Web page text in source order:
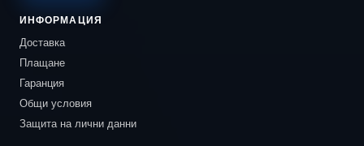
ИНФОРМАЦИЯ
Доставка
Плащане
Гаранция
Общи условия
Защита на лични данни